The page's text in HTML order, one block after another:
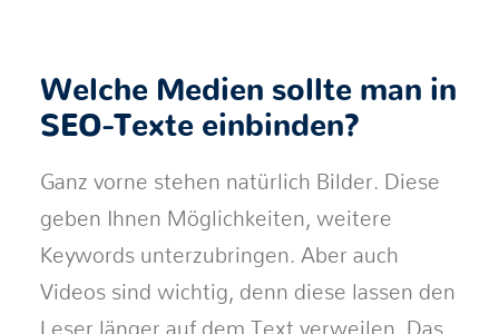
Welche Medien sollte man in
SEO-Texte einbinden?
Ganz vorne stehen natürlich Bilder. Diese
geben Ihnen Möglichkeiten, weitere
Keywords unterzubringen. Aber auch
Videos sind wichtig, denn diese lassen den
Leser länger auf dem Text verweilen. Das